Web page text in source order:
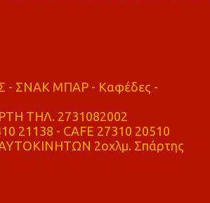
- ΣΝΑΚ ΜΠΑΡ - Καφέδες -
ΤΗΛ. 2731082002
21138 - CAFE 27310 20510
2οχλμ. Σπάρτης